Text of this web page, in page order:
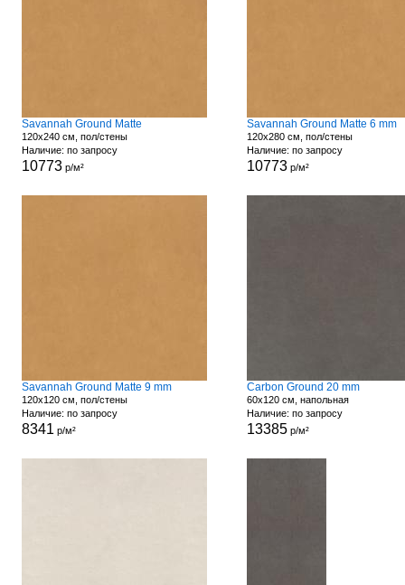
Savannah Ground Matte
120x240 см, пол/стены
Наличие: по запросу
10773р/м²
Savannah Ground Matte 6 mm
120x280 см, пол/стены
Наличие: по запросу
10773р/м²
Savannah Ground Matte 9 mm
120x120 см, пол/стены
Наличие: по запросу
8341 р/м²
Carbon Ground 20 mm
60x120 см, напольная
Наличие: по запросу
13385р/м²